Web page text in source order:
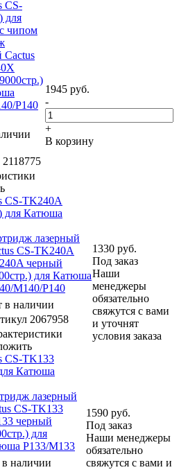
CS-
для
чипом
Cactus
P140
2118775
1945 руб.
-
+
В корзину
CS-TK240A
для Катюша
лазерный
CS-TK240A
черный
для Катюша
M140/P140
в наличии
2067958
1330 руб.
Под заказ
Наши
менеджеры
обязательно
свяжутся с вами
и уточнят
условия заказа
CS-TK133
Катюша
лазерный
CS-TK133
черный
для
P133/M133
наличии
1590 руб.
Под заказ
Наши менеджеры
обязательно
свяжутся с вами и